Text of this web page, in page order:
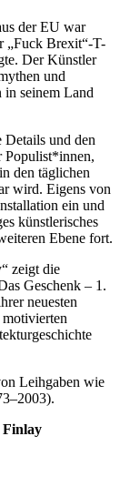
der EU war
„Fuck Brexit“-T-
Der Künstler
und
in seinem Land
Details und den
Populist*innen,
den täglichen
wird. Eigens von
ein und
künstlerisches
Ebene fort.
zeigt die
Geschenk – 1.
neuesten
Leihgaben wie
Finlay